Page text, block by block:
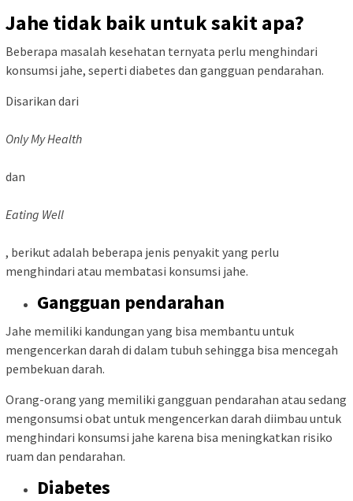
Jahe tidak baik untuk sakit apa?
Beberapa masalah kesehatan ternyata perlu menghindari
konsumsi jahe, seperti diabetes dan gangguan pendarahan.
Disarikan dari
Only My Health
dan
Eating Well
, berikut adalah beberapa jenis penyakit yang perlu
menghindari atau membatasi konsumsi jahe.
Gangguan pendarahan
Jahe memiliki kandungan yang bisa membantu untuk
mengencerkan darah di dalam tubuh sehingga bisa mencegah
pembekuan darah.
Orang-orang yang memiliki gangguan pendarahan atau sedang
mengonsumsi obat untuk mengencerkan darah diimbau untuk
menghindari konsumsi jahe karena bisa meningkatkan risiko
ruam dan pendarahan.
Diabetes